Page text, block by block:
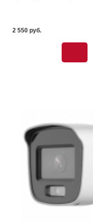
2 550 pуб.